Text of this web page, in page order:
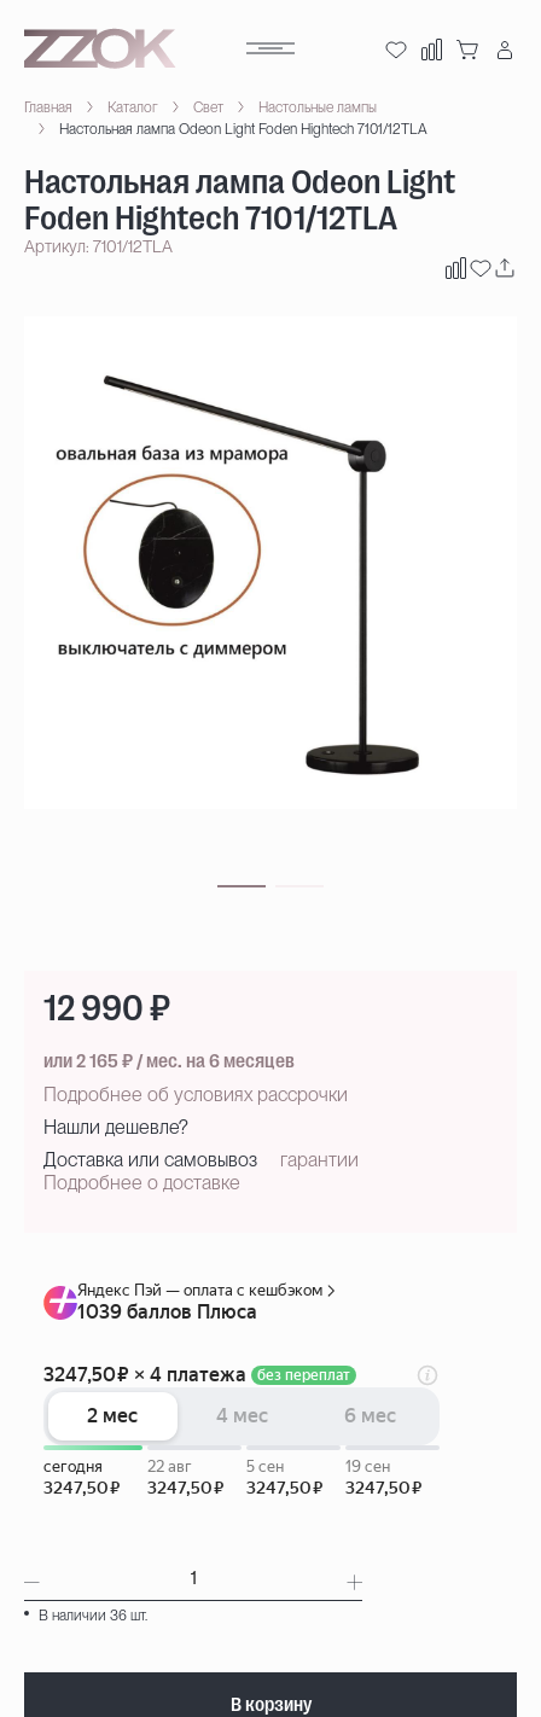
Главная Каталог Свет
Настольные лампы
Настольная лампа Odeon Light Foden Hightech 7101/12TLA
Настольная лампа Odeon Light
Foden Hightech 7101/12TLA
Артикул: 7101/12TLA
В наличии 36 шт.
В корзину
12 990 ₽
или 2 165 ₽ / мес. на 6 месяцев
Подробнее об условиях рассрочки
Нашли дешевле?
Доставка или самовывоз
Подробнее о доставке
гарантии